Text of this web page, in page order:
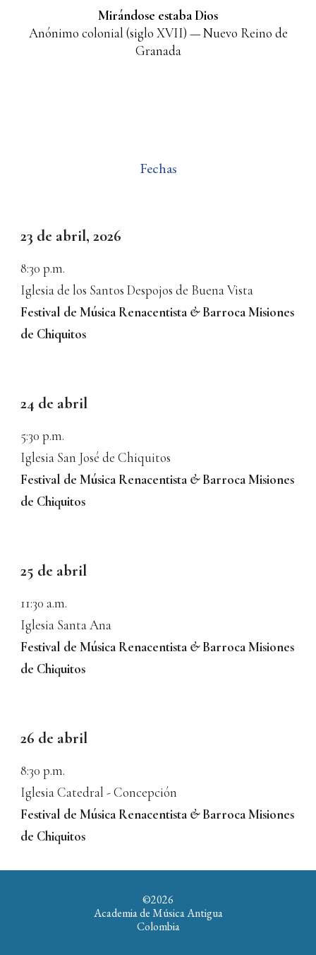
Mirándose estaba Dios
Anónimo colonial (siglo XVII) — Nuevo Reino de
Granada
Fechas
23 de abril, 2026
8:30 p.m.
Iglesia de los Santos Despojos de Buena Vista
Festival de Música Renacentista &Barroca Misiones
de Chiquitos
24 de abril
5:30 p.m.
Iglesia San José de Chiquitos
Festival de Música Renacentista &Barroca Misiones
de Chiquitos
25 de abril
11:30 a.m.
Iglesia Santa Ana
Festival de Música Renacentista &Barroca Misiones
de Chiquitos
26 de abril
8:30 p.m.
Iglesia Catedral - Concepción
Festival de Música Renacentista &Barroca Misiones
de Chiquitos
©2026
Academia de Música Antigua
Colombia